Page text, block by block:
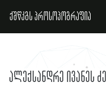
ქშწკგს პროსოპოგრაფია
ალექსანდრე ივანეს